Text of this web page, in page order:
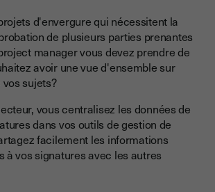
d'envergure qui nécessitent la
de plusieurs parties prenantes
manager vous devez prendre de
avoir une vue d'ensemble sur
vos sujets?
vous centralisez les données de
dans vos outils de gestion de
facilement les informations
à vos signatures avec les autres